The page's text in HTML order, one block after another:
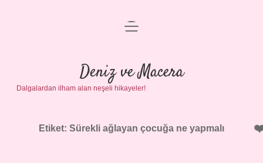
Anasayfa
Gizlilik Politikası
Yasal Uyarı
menüyü
Deniz ve Macera
Dalgalardan ilham alan neşeli hikayeler!
Etiket: Sürekli ağlayan çocuğa ne yapmalı